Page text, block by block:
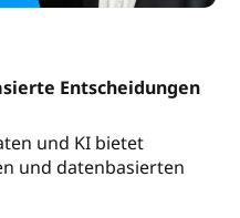
Entscheidungen
und KI bietet
und datenbasierten